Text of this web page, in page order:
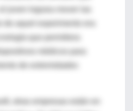
joven lograra mover las
de aquel experimento era
que permitiera